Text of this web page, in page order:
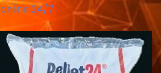
online 24/7